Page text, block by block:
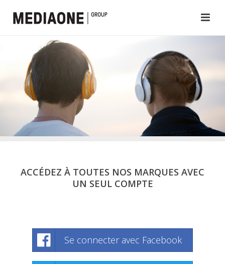
ACCÉDEZ À TOUTES NOS MARQUES AVEC
UN SEUL COMPTE
Se connecter avec Facebook